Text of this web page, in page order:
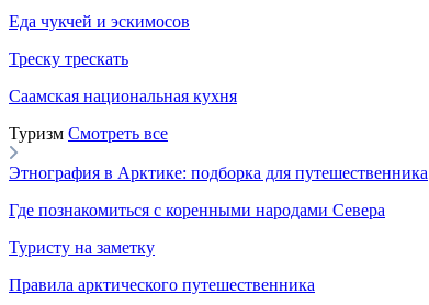
Еда чукчей и эскимосов
Треску трескать
Саамская национальная кухня
Туризм Смотреть все
Этнография в Арктике: подборка для путешественника
Где познакомиться с коренными народами Севера
Туристу на заметку
Правила арктического путешественника